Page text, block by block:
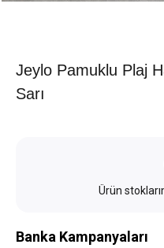
Jeylo Pamuklu Plaj
Sarı
Ürün
Banka Kampanyaları